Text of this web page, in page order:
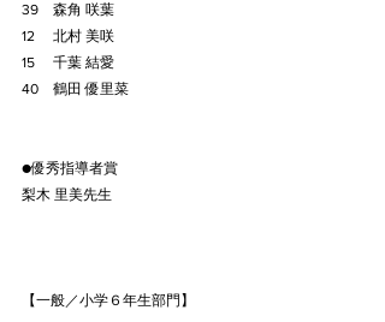
39　森角 咲葉
12　 北村 美咲
15　 千葉 結愛
40　鶴田 優里菜
●優秀指導者賞
梨木 里美先生
【一般／小学６年生部門】